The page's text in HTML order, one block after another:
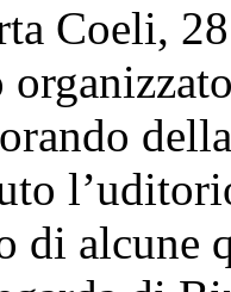
Coeli,
di alcune